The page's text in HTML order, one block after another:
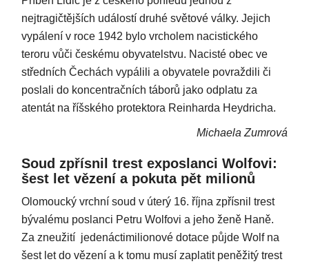
nejtragičtějších událostí druhé světové války. Jejich
vypálení v roce 1942 bylo vrcholem nacistického
teroru vůči českému obyvatelstvu. Nacisté obec ve
středních Čechách vypálili a obyvatele povraždili či
poslali do koncentračních táborů jako odplatu za
atentát na říšského protektora Reinharda Heydricha.
Michaela Zumrová
Soud zpřísnil trest exposlanci Wolfovi:
šest let vězení a pokuta pět milionů
Olomoucký vrchní soud v úterý 16. října zpřísnil trest
bývalému poslanci Petru Wolfovi a jeho ženě Haně.
Za zneužití jedenáctimilionové dotace půjde Wolf na
šest let do vězení a k tomu musí zaplatit peněžitý trest